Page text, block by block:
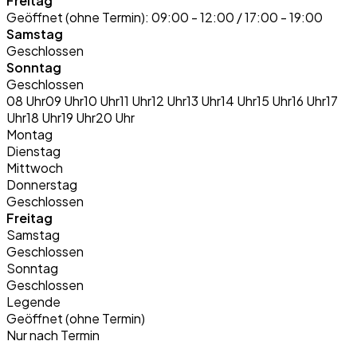
Geöffnet (ohne Termin): 09:00 - 12:00 / 17:00 - 19:00
Samstag
Geschlossen
Sonntag
Geschlossen
08 Uhr09 Uhr10 Uhr11 Uhr12 Uhr13 Uhr14 Uhr15 Uhr16 Uhr17
Uhr18 Uhr19 Uhr20 Uhr
Montag
Dienstag
Mittwoch
Donnerstag
Geschlossen
Freitag
Samstag
Geschlossen
Sonntag
Geschlossen
Legende
Geöffnet (ohne Termin)
Nur nach Termin